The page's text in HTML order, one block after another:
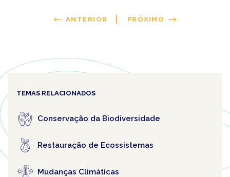
ANTERIOR PRÓXIMO
TEMAS RELACIONADOS
Conservação da Biodiversidade
Restauração de Ecossistemas
Mudanças Climáticas